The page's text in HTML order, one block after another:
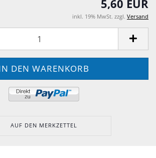
5,60 EUR
inkl. 19% MwSt. zzgl. Versand
AUF DEN MERKZETTEL